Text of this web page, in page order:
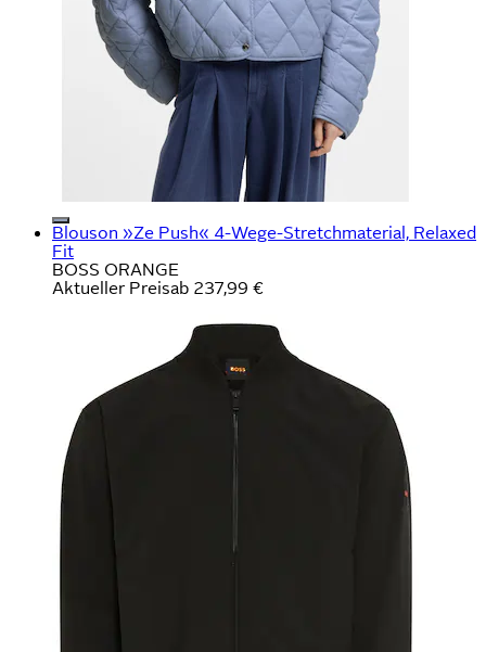
Blouson »Ze Push« 4-Wege-Stretchmaterial, Relaxed
Fit
BOSS ORANGE
Aktueller Preisab 237,99 €